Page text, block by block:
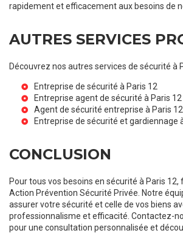
rapidement et efficacement aux besoins de
AUTRES SERVICES
Découvrez nos autres services de sécurité à
Entreprise de sécurité à Paris 12
Entreprise agent de sécurité à Paris 12
Agent de sécurité entreprise à Paris 12
Entreprise de sécurité et gardiennage
CONCLUSION
Pour tous vos besoins en sécurité à Paris
Action Prévention Sécurité Privée. Notre
assurer votre sécurité et celle de vos biens
professionnalisme et efficacité. Contactez-
pour une consultation personnalisée et